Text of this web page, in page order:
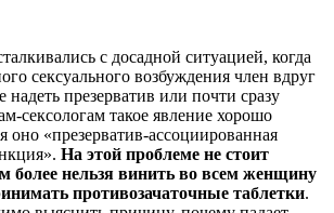
с досадной ситуацией, когда
сексуального возбуждения член вдруг
надеть презерватив или почти сразу
сексологам такое явление хорошо
оно «презерватив-ассоциированная
На этой проблеме не стоит
более нельзя винить во всем женщину
противозачаточные таблетки.